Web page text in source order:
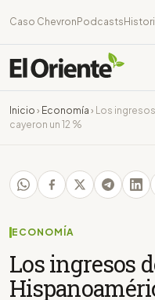
Caso Chevron Podcasts
Inicio › Economía ›
Los
cayeron un 12 %
ECONOMÍA
Los ingresos